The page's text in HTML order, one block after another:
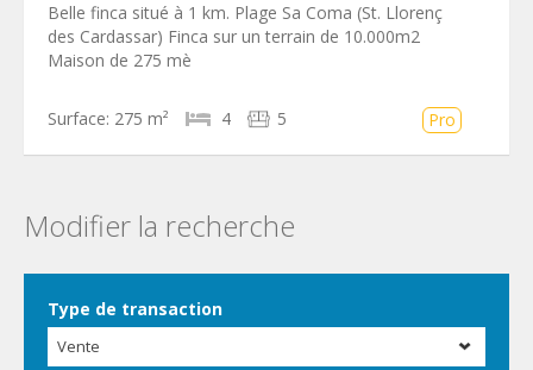
Belle finca situé à 1 km. Plage Sa Coma (St. Llorenç
des Cardassar) Finca sur un terrain de 10.000m2
Maison de 275 mè
Surface: 275 m² 4 5 Pro
Modifier la recherche
Type de transaction
Vente